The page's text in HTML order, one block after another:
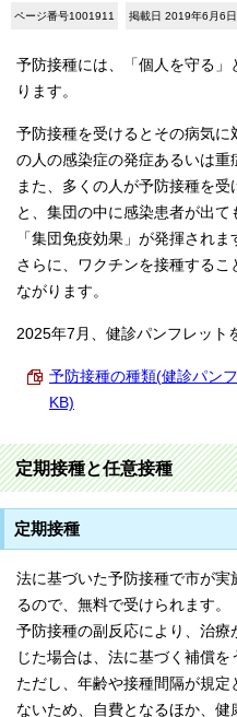
ページ番号1001911 掲載日 2019年6月6日
予防接種には、「個人を守る
ります。
予防接種を受けるとその病気
の人の感染症の発症あるいは重
また、多くの人が予防接種を
と、集団の中に感染患者が出
「集団免疫効果」が発揮されま
さらに、ワクチンを接種する
ながります。
2025年7月、健診パンフレット
予防接種の種類(健診パン
KB)
定期接種と任意接種
定期接種
法に基づいた予防接種で市が
るので、無料で受けられます。
予防接種の副反応により、治
じた場合は、法に基づく補償を
ただし、年齢や接種間隔が規
ないため、自費となるほか、